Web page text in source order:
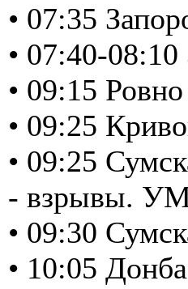
• 07:35
• 07:40-
• 09:15
• 09:25
• 09:25
- взрывы.
• 09:30
• 10:05